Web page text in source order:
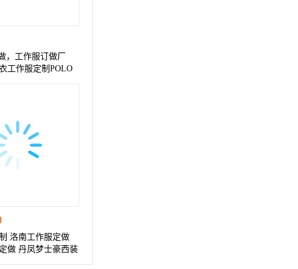
，工作服订做厂
工作服定制POLO
洛南工作服定做
做 丹凤梦士豪西装